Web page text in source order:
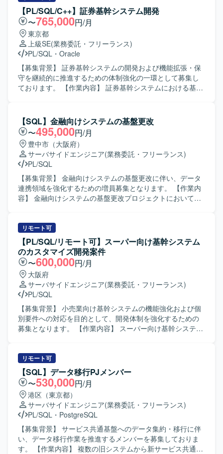
当者との調整を行いながら、仕様整理や影響範囲の確認、
テスト計画およびテスト実施、リリース後のフォローまで
一連の作業をお願いいたします。 【求める人物像】 関係者
と円滑にコミュニケーションを取りながら主体的に動いて
いただける方を求めております。既存システムの仕様を自
らキャッチアップし、課題に対して粘り強く対応できる方
が望ましいです。 【ポジションの魅力】 基幹システムのリ
プレイスおよび保守を通じて、上流から下流まで一貫した
業務に携わることができます。長期的な保守・改善を通じ
す。 【開発環境】 SQLおよびPL/SQLを中心とした基幹シ
ステム環境での開発・保守となります。Oracle関連技術を
利用したシステムが想定されます。
【PL/SQL/C++】証券基幹システム開発
〜765,000円/月
東京都
上級SE(業務委託・フリーランス)
PL/SQL ・ Oracle
【募集背景】 証券基幹システムの開発および機能拡張・保
守を継続的に推進するための体制強化の一環として募集し
ております。 【作業内容】 証券基幹システムにおける基本
スト計画の策定、関連する開発・改修作業の取りまとめ、
案件管理や顧客との折衝などを行っていただきます。ま
た、PL/SQL、UNIX-C/C++、VB系言語などを用いた既存機
能の改修や追加開発にも携わっていただきます。 【求める
人物像】 複数の開発言語や環境に柔軟に対応でき、自ら課
題を抽出し解決に向けて主体的に動ける方を求めておりま
す。顧客やチームメンバーとのコミュニケーションを大切
にし、周囲と連携しながら品質と生産性の両立を意識して
業務に取り組んでいただける方にマッチするポジションで
まで一貫して携わることができます。複数の言語やOS環境
での開発経験を活かしつつ、証券業務知識やプロジェクト
マネジメントスキルを高めることができる環境です。顧客
折衝や案件管理などを通じて、技術力だけでなくビジネス
面でのスキルも磨いていただけます。 【開発環境】 Oracle
データベース上でのPL/SQL開発を中心に、UNIX環境での
C/C++およびCSHを用いた開発を行っております。フロン
ト・バッチなどの各種機能においてVB6.0およびVB.NETを
活用したシステム構成となっております。
【SQL】金融向けシステムの基盤更改
〜495,000円/月
豊中市（大阪府）
サーバサイドエンジニア(業務委託・フリーランス)
PL/SQL
【募集背景】 金融向けシステムの基盤更改に伴い、データ
連携領域を強化するための増員募集となります。 【作業内
容】 金融向けシステムの基盤更改プロジェクトにおいて、
既存処理の改善および検証などを行っていただきます。
【求める人物像】 データ連携やバッチ処理に主体的に取り
組み、関係者とのコミュニケーションを取りながら粘り強
く業務を進めていただける方を求めています。 【ポジショ
ンの魅力】 金融系システムの基盤更改に携わることで、大
規模なデータ連携処理の設計・開発経験を積むことがで
き、SQLおよびETLツールのスキルを高めていただけます。
【開発環境】 SQLおよびETLツール（Data Stage、
DataSpider）を用いたデータ連携・バッチ処理の開発環境
となります。
リモート可
【PL/SQL/リモート可】スーパー向け基幹システム
のカスタマイズ開発案件
〜600,000円/月
大阪府
サーバサイドエンジニア(業務委託・フリーランス)
PL/SQL
【募集背景】 小売業向け基幹システムの機能強化および個
別要件への対応を目的として、開発体制を強化するための
募集となります。 【作業内容】 スーパー向け基幹システム
に応じた機能拡張など、製造工程を中心に対応していただ
きます。 必要に応じて仕様の確認や、チームメンバーとの
連携を行いながら、品質を意識した実装および動作確認を
進めていただきます。 【求める人物像】 新しいツールや技
術の習得に前向きに取り組める方を求めております。 主体
的に課題を見つけて改善提案ができる方、チームとのコミ
ュニケーションを大切にしながら協調して作業を進められ
る方にマッチする環境です。 【ポジションの魅力】 基幹シ
ステムのカスタマイズ開発を通じて、大規模な業務システ
ムの構造や業務知識を身につけることができます。 ストア
リモート可
【SQL】データ移行PJメンバー
〜530,000円/月
港区（東京都）
サーバサイドエンジニア(業務委託・フリーランス)
PL/SQL ・ PostgreSQL
【募集背景】 サービス共通基盤へのデータ集約・移行に伴
い、データ移行作業を推進するメンバーを募集しておりま
す。 【作業内容】 複数の旧システムから新サービス共通基